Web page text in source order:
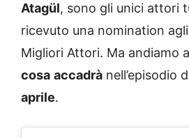
Atagül, sono gli unici attori
ricevuto una nomination agli
Migliori Attori. Ma andiamo
cosa accadrà nell’episodio
aprile.